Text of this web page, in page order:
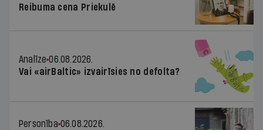
Reibuma cena Priekulē
Analīze 06.08.2026.
Vai «airBaltic» izvairīsies no defolta?
Personība 06.08.2026.